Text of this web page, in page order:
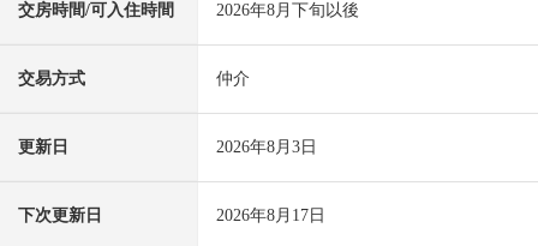
交房時間/可入住時間 2026年8月下旬以後
交易方式 仲介
更新日 2026年8月3日
下次更新日 2026年8月17日